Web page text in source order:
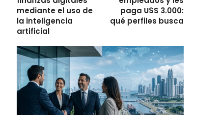
mediante el uso de
la inteligencia
artificial
paga U$S 3.000:
qué perfiles busca